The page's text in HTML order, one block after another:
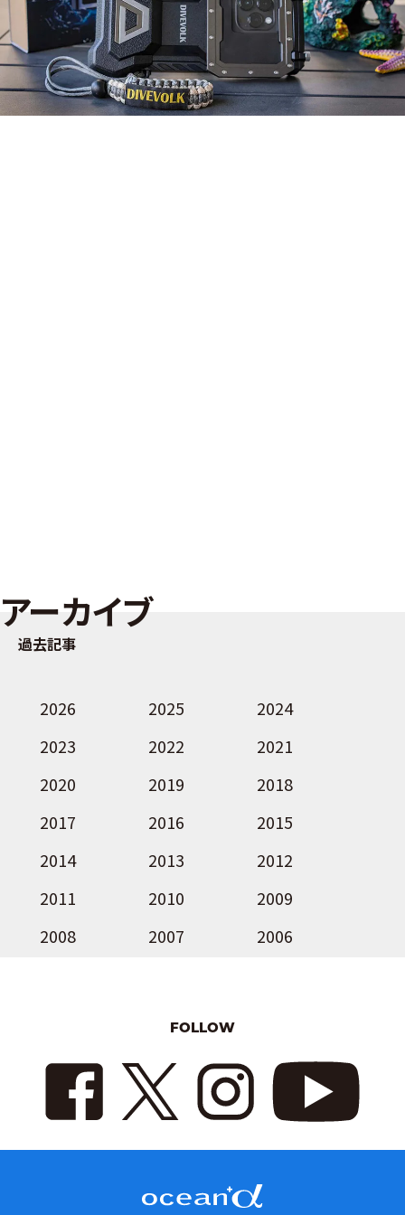
アーカイブ
過去記事
2026 2025
2024
2023
2022
2021
2020
2019
2018
2017
2016
2015
2014
2013
2012
2011
2010
2009
2008
2007 2006
FOLLOW